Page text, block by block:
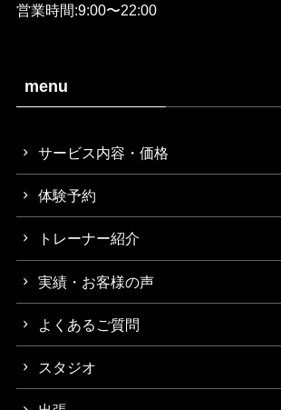
営業時間:9:00〜22:00
menu
サービス内容・価格
体験予約
トレーナー紹介
実績・お客様の声
よくあるご質問
スタジオ